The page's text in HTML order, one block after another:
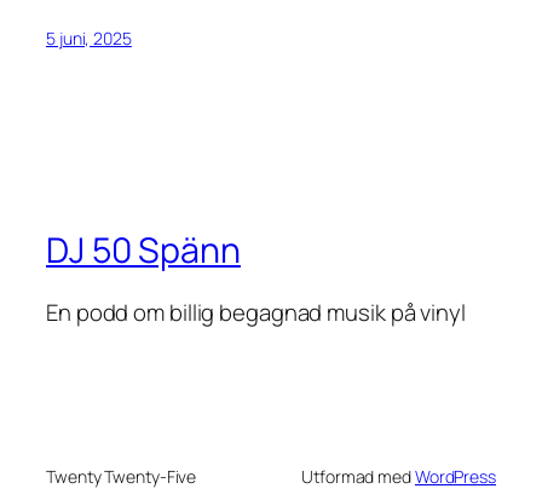
5 juni, 2025
DJ 50 Spänn
En podd om billig begagnad musik på vinyl
Twenty Twenty-Five Utformad medWordPress